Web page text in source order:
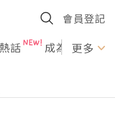
會員登記
話 成為U更多